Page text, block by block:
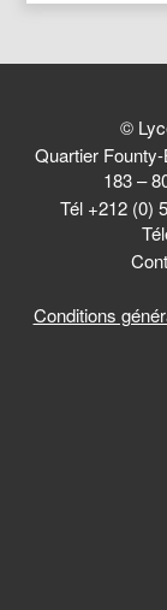
©
Quartier
183 –
Tél +212 (0)
Conditions